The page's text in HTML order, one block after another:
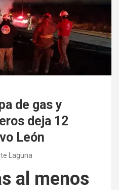
de gas y
deja 12
León
Laguna
al menos